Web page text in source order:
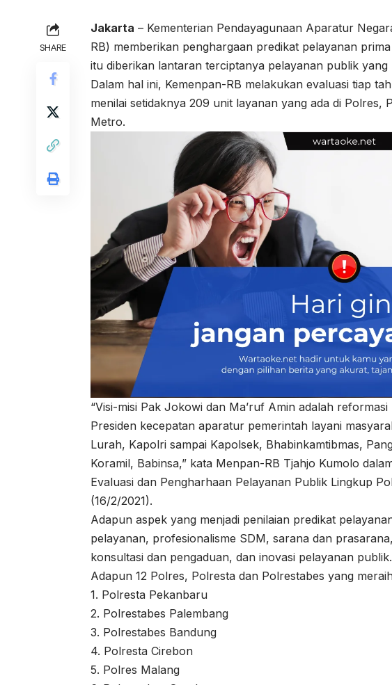
SHARE
Jakarta – Kementerian Pendayagunaan Aparatur
RB) memberikan penghargaan predikat pelayanan
itu diberikan lantaran terciptanya pelayanan publik yang
Dalam hal ini, Kemenpan-RB melakukan evaluasi tiap
menilai setidaknya 209 unit layanan yang ada di Polres,
Metro.
“Visi-misi Pak Jokowi dan Ma’ruf Amin adalah
Presiden kecepatan aparatur pemerintah layani
Lurah, Kapolri sampai Kapolsek, Bhabinkamtibmas,
Koramil, Babinsa,” kata Menpan-RB Tjahjo Kumolo
Evaluasi dan Pengharhaan Pelayanan Publik Lingkup
(16/2/2021).
Adapun aspek yang menjadi penilaian predikat
pelayanan, profesionalisme SDM, sarana dan
konsultasi dan pengaduan, dan inovasi pelayanan publik.
Adapun 12 Polres, Polresta dan Polrestabes yang
1. Polresta Pekanbaru
2. Polrestabes Palembang
3. Polrestabes Bandung
4. Polresta Cirebon
5. Polres Malang